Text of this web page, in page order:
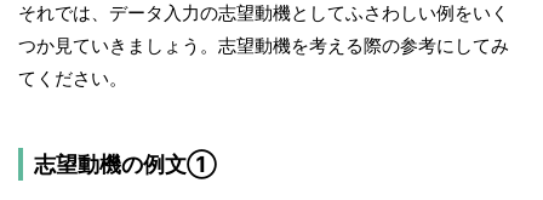
それでは、データ入力の志望動機としてふさわしい例をいく
つか見ていきましょう。志望動機を考える際の参考にしてみ
てください。
志望動機の例文①